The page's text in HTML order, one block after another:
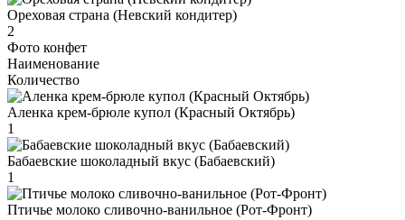
Ореховая страна (Невский кондитер)
2
Фото конфет
Наименование
Количество
Аленка крем-брюле купол (Красный Октябрь)
1
Бабаевские шоколадный вкус (Бабаевский)
1
Птичье молоко сливочно-ванильное (Рот-Фронт)